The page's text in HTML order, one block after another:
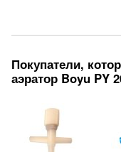
Покупатели,
аэратор Boyu PY